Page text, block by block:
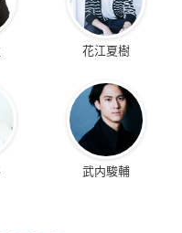
花江夏樹
武内駿輔